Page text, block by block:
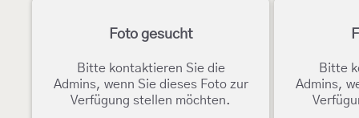
Foto gesucht
Bitte kontaktieren Sie die
Admins, wenn Sie dieses Foto zur
Verfügung stellen möchten.
Bitte
Admins,